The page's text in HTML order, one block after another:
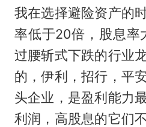
我在选择避险资产的
率低于20倍，股息率
过腰斩式下跌的行业
的，伊利，招行，平
头企业，是盈利能力
利润，高股息的它们